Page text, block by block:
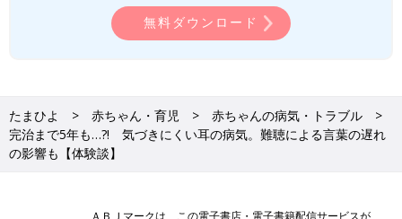
無料ダウンロード
たまひよ 赤ちゃん・育児
赤ちゃんの病気・トラブル
完治まで5年も…?! 気づきにくい耳の病気。難聴による言葉の遅れ
の影響も【体験談】
ＡＢＪマークは、この電子書店・電子書籍配信サービスが、